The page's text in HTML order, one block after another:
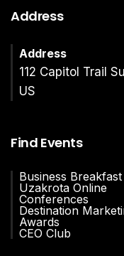
Address
Address
112 Capitol Trail
US
Find Events
Business Breakfast
Uzakrota Online
Conferences
Destination
Awards
CEO Club